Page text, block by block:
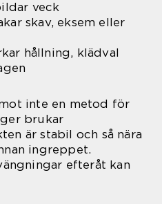
veck
skav, eksem eller
hållning, klädval
inte en metod för
brukar
är stabil och så nära
ingreppet.
efteråt kan